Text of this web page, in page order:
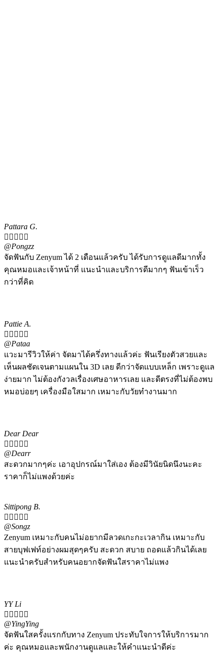
Pattara G.
    
@Pongzz
จัดฟันกับ Zenyum ได้ 2 เดือนแล้วครับ ได้รับการดูแลดีมากทั้ง
คุณหมอและเจ้าหน้าที่ แนะนำและบริการดีมากๆ ฟันเข้าเร็ว
กว่าที่คิด
Pattie A.
    
@Pataa
แวะมารีวิวให้ค่า จัดมาได้ครึ่งทางแล้วค่ะ ฟันเรียงตัวสวยและ
เห็นผลชัดเจนตามแผนใน 3D เลย ดีกว่าจัดแบบเหล็ก เพราะดูแล
ง่ายมาก ไม่ต้องกังวลเรื่องเศษอาหารเลย และดีตรงที่ไม่ต้องพบ
หมอบ่อยๆ เครื่องมือใสมาก เหมาะกับวัยทำงานมาก
Dear Dear
    
@Dearr
สะดวกมากๆค่ะ เอาอุปกรณ์มาใส่เอง ต้องมีวินัยนิดนึงนะคะ
ราคาก็ไม่แพงด้วยค่ะ
Sittipong B.
    
@Songz
Zenyum เหมาะกับคนไม่อยากมีลวดเกะกะเวลากิน เหมาะกับ
สายบุฟเฟท์อย่างผมสุดๆครับ สะดวก สบาย ถอดแล้วกินได้เลย
แนะนำครับสำหรับคนอยากจัดฟันใสราคาไม่แพง
YY Li
    
@YingYing
จัดฟันใสครั้งแรกกับทาง Zenyum ประทับใจการให้บริการมาก
ค่ะ คุณหมอและพนักงานดูแลและให้คำแนะนำดีค่ะ